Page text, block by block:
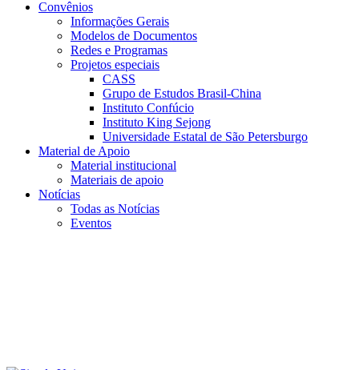
Convênios
Informações Gerais
Modelos de Documentos
Redes e Programas
Projetos especiais
CASS
Grupo de Estudos Brasil-China
Instituto Confúcio
Instituto King Sejong
Universidade Estatal de São Petersburgo
Material de Apoio
Material institucional
Materiais de apoio
Notícias
Todas as Notícias
Eventos